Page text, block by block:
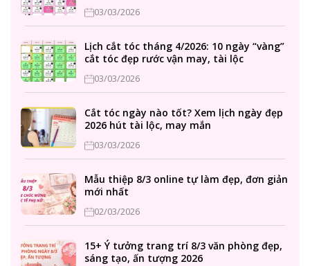
03/03/2026
Lịch cắt tóc tháng 4/2026: 10 ngày “vàng”
cắt tóc đẹp rước vận may, tài lộc
03/03/2026
Cắt tóc ngày nào tốt? Xem lịch ngày đẹp
2026 hút tài lộc, may mắn
03/03/2026
Mẫu thiệp 8/3 online tự làm đẹp, đơn giản
mới nhất
02/03/2026
15+ Ý tưởng trang trí 8/3 văn phòng đẹp,
sáng tạo, ấn tượng 2026